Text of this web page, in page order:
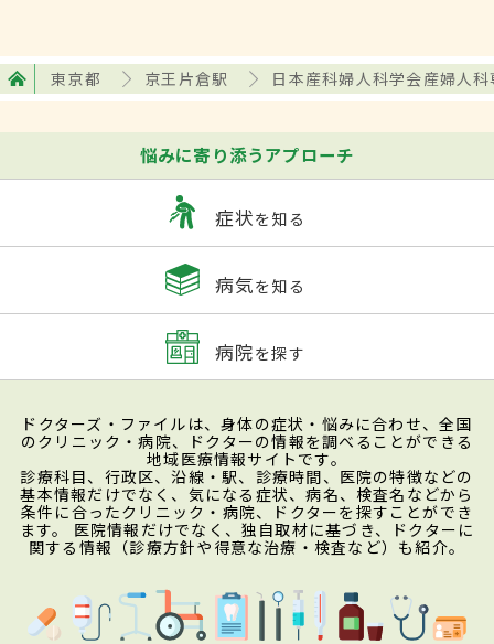
東京都 京王片倉駅 日本産科婦人科学会産婦人
悩みに寄り添うアプローチ
症状を知る
病気を知る
病院を探す
ドクターズ・ファイルは、身体の症状・悩みに合わせ、全国
のクリニック・病院、ドクターの情報を調べることができる
地域医療情報サイトです。
診療科目、行政区、沿線・駅、診療時間、医院の特徴などの
基本情報だけでなく、気になる症状、病名、検査名などから
条件に合ったクリニック・病院、ドクターを探すことができ
ます。 医院情報だけでなく、独自取材に基づき、ドクターに
関する情報（診療方針や得意な治療・検査など）も紹介。